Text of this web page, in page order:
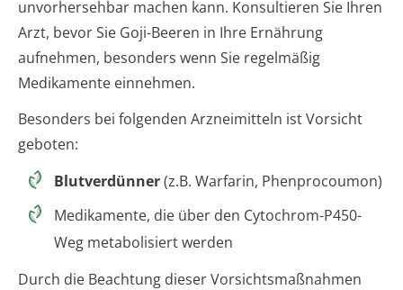
unvorhersehbar machen kann. Konsultieren Sie Ihren
Arzt, bevor Sie Goji-Beeren in Ihre Ernährung
aufnehmen, besonders wenn Sie regelmäßig
Medikamente einnehmen.
Besonders bei folgenden Arzneimitteln ist Vorsicht
geboten:
Blutverdünner(z.B. Warfarin, Phenprocoumon)
Medikamente, die über den Cytochrom-P450-
Weg metabolisiert werden
Durch die Beachtung dieser Vorsichtsmaßnahmen